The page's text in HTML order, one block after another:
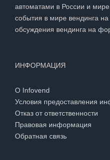
автоматами в России и
события в мире вендинга
обсуждения вендинга на
ИНФОРМАЦИЯ
О Infovend
Условия предоставления
Отказ от ответственности
Правовая информация
Обратная связь